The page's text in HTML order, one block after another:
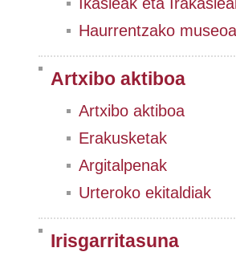
Haurrentzako museoa
Artxibo aktiboa
Artxibo aktiboa
Erakusketak
Argitalpenak
Urteroko ekitaldiak
Irisgarritasuna